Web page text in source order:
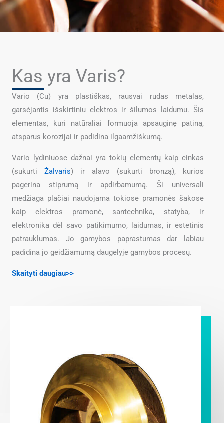
Kas yra Varis?
Vario (Cu) yra plastiškas, rausvai rudas metalas,
garsėjantis išskirtiniu elektros ir šilumos laidumu. Šis
elementas, kuri natūraliai formuoja apsauginę patiną,
atsparus korozijai ir padidina ilgaamžiškumą.
Vario lydiniuose dažnai yra tokių elementų kaip cinkas
(sukurti Žalvaris) ir alavo (sukurti bronzą), kurios
pagerina stiprumą ir apdirbamumą. Ši universali
medžiaga plačiai naudojama tokiose pramonės šakose
kaip elektros pramonė, santechnika, statyba, ir
elektronika dėl savo patikimumo, laidumas, ir estetinis
patrauklumas. Jo gamybos paprastumas dar labiau
padidina jo geidžiamumą daugelyje gamybos procesų.
Skaityti daugiau>>